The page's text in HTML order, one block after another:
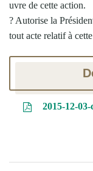
uvre de cette action.
? Autorise la
tout acte relatif à
2015-12-